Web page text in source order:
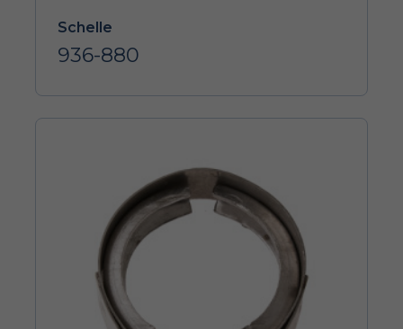
Schelle
936-880